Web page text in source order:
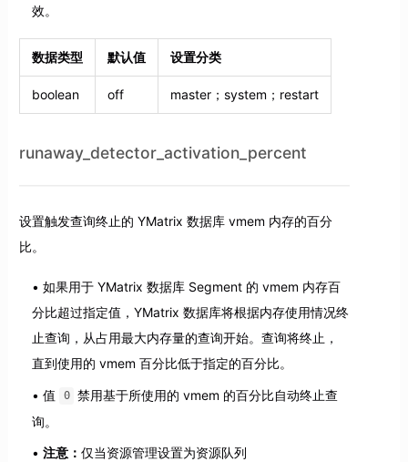
效。
数据类型 默认值 设置分类
boolean off master；system；restart
runaway_detector_activation_percent
设置触发查询终止的 YMatrix 数据库 vmem 内存的百分
比。
如果用于 YMatrix 数据库 Segment 的 vmem 内存百
分比超过指定值，YMatrix 数据库将根据内存使用情况终
止查询，从占用最大内存量的查询开始。查询将终止，
直到使用的 vmem 百分比低于指定的百分比。
值 0
禁用基于所使用的 vmem 的百分比自动终止查
询。
注意： 仅当资源管理设置为资源队列